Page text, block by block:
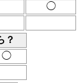
◯
？
◯